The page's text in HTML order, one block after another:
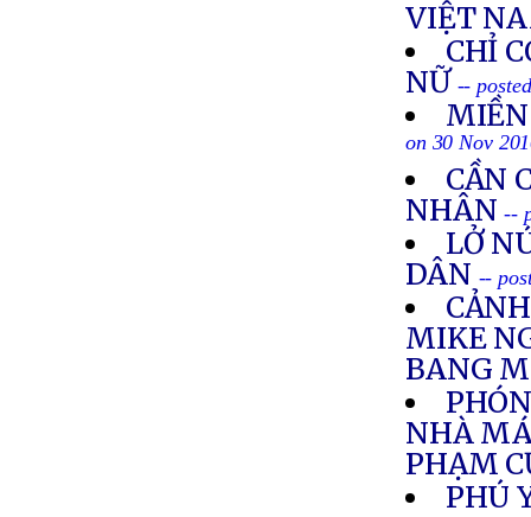
VIỆT
CHỈ
NỮ --
on 30 Nov
CẦN
NHÂN --
LỞ
DÂN --
MIKE
BANG
NHÀ
PHẠM
PHÚ